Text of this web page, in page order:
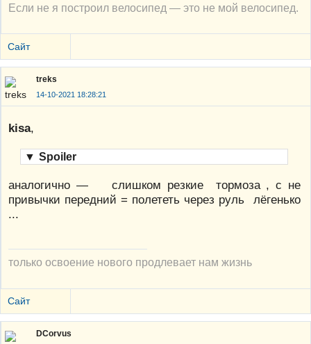
Если не я построил велосипед — это не мой велосипед.
Сайт
treks
14-10-2021 18:28:21
kisa,
▼ Spoiler
аналогично — слишком резкие тормоза , с не
привычки передний = полететь через руль лёгенько
...
только освоение нового продлевает нам жизнь
Сайт
DCorvus